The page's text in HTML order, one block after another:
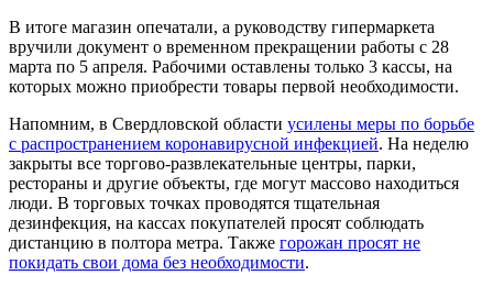
В итоге магазин опечатали, а руководству гипермаркета
вручили документ о временном прекращении работы с 28
марта по 5 апреля. Рабочими оставлены только 3 кассы, на
которых можно приобрести товары первой необходимости.
Напомним, в Свердловской области усилены меры по борьбе
с распространением коронавирусной инфекцией. На неделю
закрыты все торгово-развлекательные центры, парки,
рестораны и другие объекты, где могут массово находиться
люди. В торговых точках проводятся тщательная
дезинфекция, на кассах покупателей просят соблюдать
дистанцию в полтора метра. Также горожан просят не
покидать свои дома без необходимости.